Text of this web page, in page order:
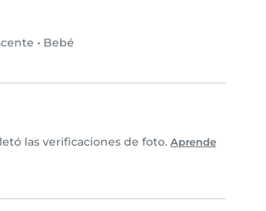
• Bebé
las verificaciones de foto. Aprende